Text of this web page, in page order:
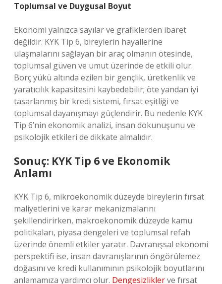
Toplumsal ve Duygusal Boyut
Ekonomi yalnızca sayılar ve grafiklerden ibaret
değildir. KYK Tip 6, bireylerin hayallerine
ulaşmalarını sağlayan bir araç olmanın ötesinde,
toplumsal güven ve umut üzerinde de etkili olur.
Borç yükü altında ezilen bir gençlik, üretkenlik ve
yaratıcılık kapasitesini kaybedebilir; öte yandan iyi
tasarlanmış bir kredi sistemi, fırsat eşitliği ve
toplumsal dayanışmayı güçlendirir. Bu nedenle KYK
Tip 6’nin ekonomik analizi, insan dokunuşunu ve
psikolojik etkileri de dikkate almalıdır.
Sonuç: KYK Tip 6 ve Ekonomik
Anlamı
KYK Tip 6, mikroekonomik düzeyde bireylerin fırsat
maliyetlerini ve karar mekanizmalarını
şekillendirirken, makroekonomik düzeyde kamu
politikaları, piyasa dengeleri ve toplumsal refah
üzerinde önemli etkiler yaratır. Davranışsal ekonomi
perspektifi ise, insan davranışlarının öngörülemez
doğasını ve kredi kullanımının psikolojik boyutlarını
anlamamıza yardımcı olur. Dengesizliklerve fırsat